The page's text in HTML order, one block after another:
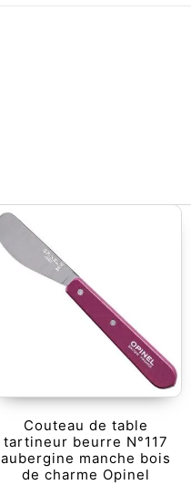
Couteau de table
tartineur beurre N°117
aubergine manche bois
de charme Opinel